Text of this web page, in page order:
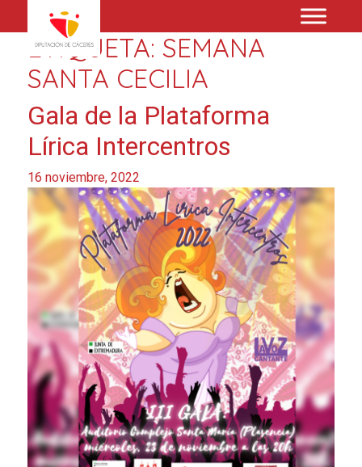
ETIQUETA: SEMANA
SANTA CECILIA
Gala de la Plataforma
Lírica Intercentros
16 noviembre, 2022